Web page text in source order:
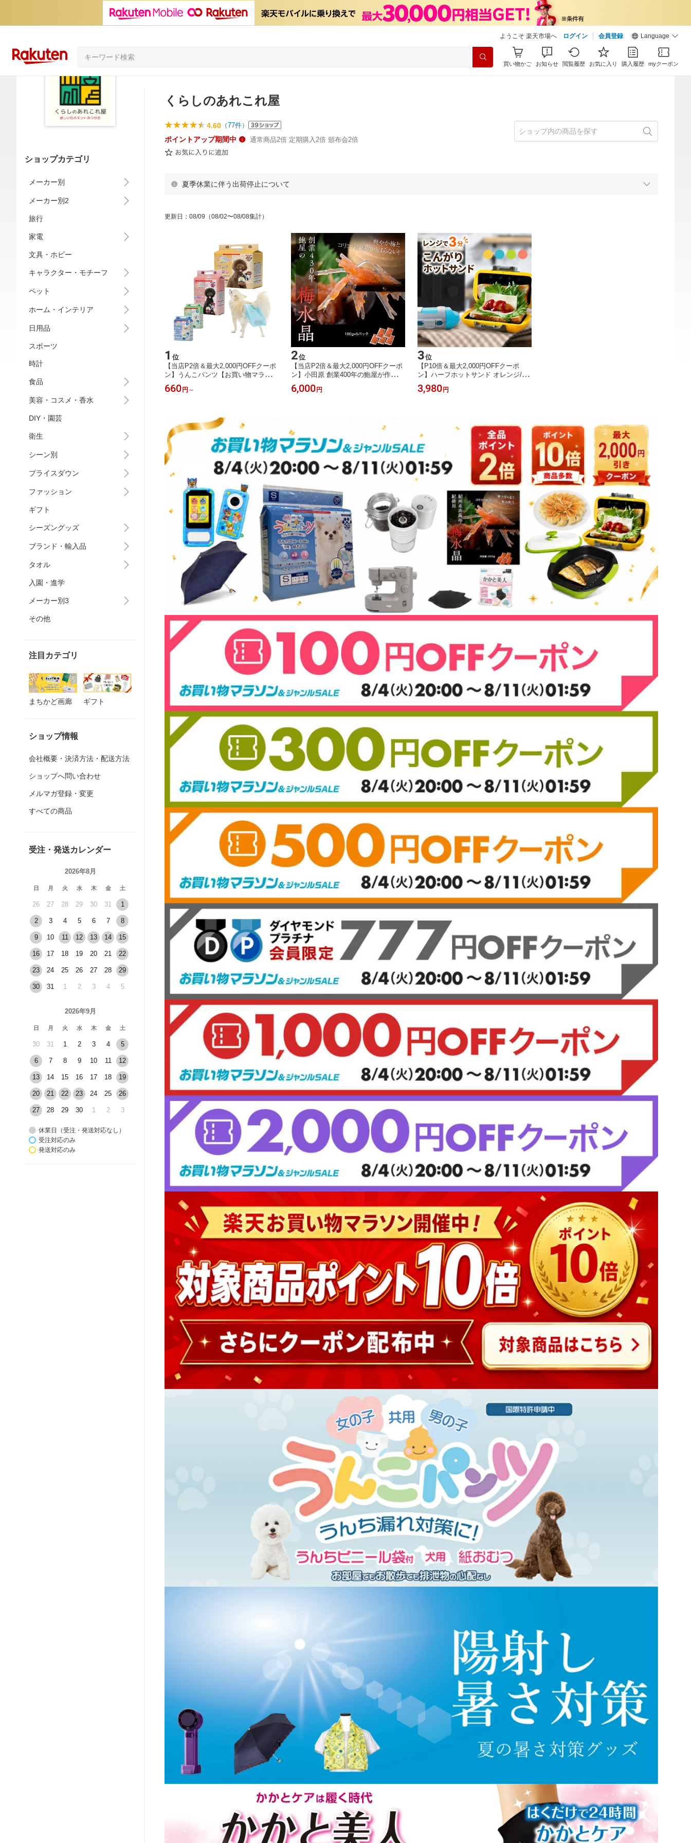
ようこそ 楽天市場へ ログイン 会員登録 Language
買い物かご お知らせ 閲覧履歴 お気に入り 購入履歴 myクーポン
ショップカテゴリ
メーカー別
メーカー別2
旅行
家電
文具・ホビー
キャラクター・モチーフ
ペット
ホーム・インテリア
日用品
スポーツ
時計
食品
美容・コスメ・香水
DIY・園芸
衛生
シーン別
プライスダウン
ファッション
ギフト
シーズングッズ
ブランド・輸入品
タオル
入園・進学
メーカー別3
その他
注目カテゴリ
まちかど画廊 ギフト
ショップ情報
会社概要・決済方法・配送方法
ショップへ問い合わせ
メルマガ登録・変更
すべての商品
受注・発送カレンダー
2026年8月
日 月 火 水 木 金 土
26 27 28 29 30 31 1
2 3 4 5 6 7 8
9 10 11 12 13 14 15
16 17 18 19 20 21 22
23 24 25 26 27 28 29
30 31 1 2 3 4 5
2026年9月
日 月 火 水 木 金 土
30 31 1 2 3 4 5
6 7 8 9 10 11 12
13 14 15 16 17 18 19
20 21 22 23 24 25 26
27 28 29 30 1 2 3
休業日（受注・発送対応なし）
受注対応のみ
発送対応のみ
くらしのあれこれ屋
4.60 （77件）
ポイントアップ期間中 通常商品2倍 定期購入2倍 頒布会2倍
夏季休業に伴う出荷停止について
更新日 ： 08/09 （08/02〜08/08集計）
1 位
【当店P2倍＆最大2,000円OFFクーポ
ン】うんこパンツ【お買い物マラソン
★買い回り】
660 円 ～
2位
【当店P2倍＆最大2,000円OFFクーポ
ン】小田原 創業400年の鮑屋が作る
「梅水晶 100g×5袋」 ※冷凍【メーカ
ー直送】【お買い物マラソン★買い回
6,000 円
3位
【P10倍＆最大2,000円OFFクーポ
ン】ハーフホットサンド オレンジ/ピ
ンク/ブルー/グリーン お料理 サンド
イッチ 朝食 ブランチ ランチ TV通販
3,980 円